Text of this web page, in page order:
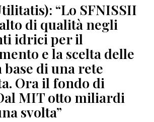
“Lo SFNISSII
di qualità negli
idrici per il
e la scelta delle
di una rete
Ora il fondo di
MIT otto miliardi
svolta”